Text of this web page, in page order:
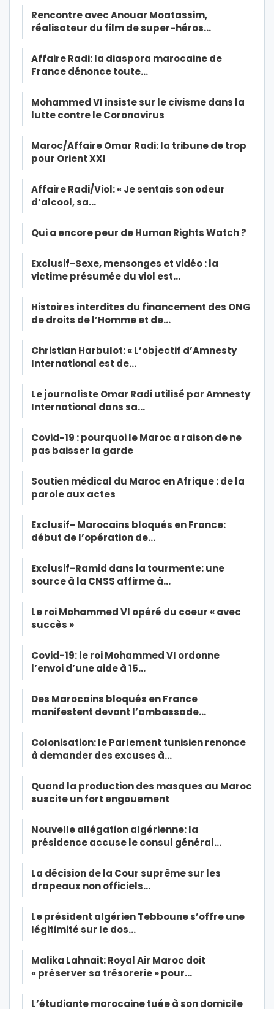
Rencontre avec Anouar Moatassim,
réalisateur du film de super-héros…
Affaire Radi: la diaspora marocaine de
France dénonce toute…
Mohammed VI insiste sur le civisme dans la
lutte contre le Coronavirus
Maroc/Affaire Omar Radi: la tribune de trop
pour Orient XXI
Affaire Radi/Viol: « Je sentais son odeur
d’alcool, sa…
Qui a encore peur de Human Rights Watch ?
Exclusif-Sexe, mensonges et vidéo : la
victime présumée du viol est…
Histoires interdites du financement des ONG
de droits de l’Homme et de…
Christian Harbulot: « L’objectif d’Amnesty
International est de…
Le journaliste Omar Radi utilisé par Amnesty
International dans sa…
Covid-19 : pourquoi le Maroc a raison de ne
pas baisser la garde
Soutien médical du Maroc en Afrique : de la
parole aux actes
Exclusif- Marocains bloqués en France:
début de l’opération de…
Exclusif-Ramid dans la tourmente: une
source à la CNSS affirme à…
Le roi Mohammed VI opéré du coeur « avec
succès »
Covid-19: le roi Mohammed VI ordonne
l’envoi d’une aide à 15…
Des Marocains bloqués en France
manifestent devant l’ambassade…
Colonisation: le Parlement tunisien renonce
à demander des excuses à…
Quand la production des masques au Maroc
suscite un fort engouement
Nouvelle allégation algérienne: la
présidence accuse le consul général…
La décision de la Cour suprême sur les
drapeaux non officiels…
Le président algérien Tebboune s’offre une
légitimité sur le dos…
Malika Lahnait: Royal Air Maroc doit
« préserver sa trésorerie » pour…
L’étudiante marocaine tuée à son domicile